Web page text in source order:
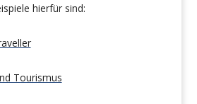
hierfür sind:
Tourismus